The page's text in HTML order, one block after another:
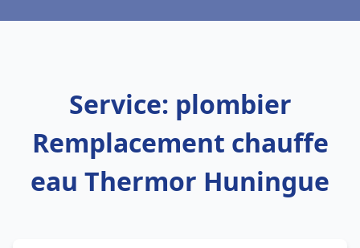
Service: plombier
Remplacement chauffe
eau Thermor Huningue